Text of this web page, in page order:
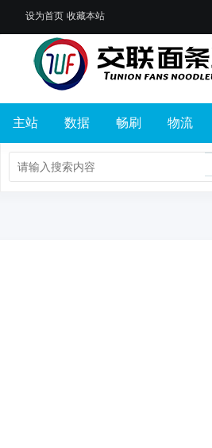
设为首页 收藏本站
主站 数据 畅刷 物流